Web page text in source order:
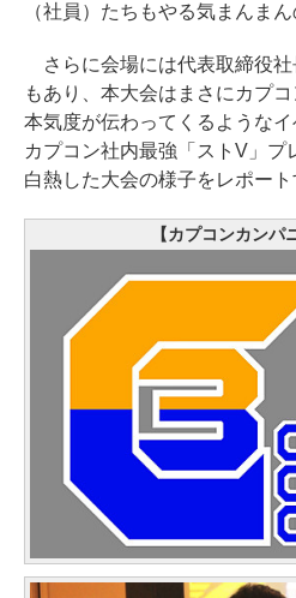
（社員）たちもやる気まんまん
さらに会場には代表取締役
もあり、本大会はまさにカプ
本気度が伝わってくるような
カプコン社内最強「ストV」プ
白熱した大会の様子をレポート
【カプコンカンパ